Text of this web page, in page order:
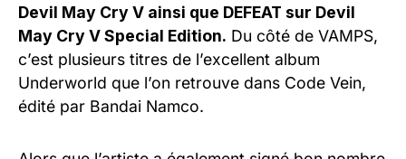
Devil May Cry V ainsi que DEFEAT sur Devil
May Cry V Special Edition. Du côté de VAMPS,
c’est plusieurs titres de l’excellent album
Underworld que l’on retrouve dans Code Vein,
édité par Bandai Namco.